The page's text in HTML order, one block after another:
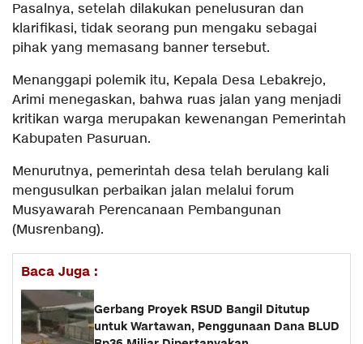
Pasalnya, setelah dilakukan penelusuran dan
klarifikasi, tidak seorang pun mengaku sebagai
pihak yang memasang banner tersebut.
Menanggapi polemik itu, Kepala Desa Lebakrejo,
Arimi menegaskan, bahwa ruas jalan yang menjadi
kritikan warga merupakan kewenangan Pemerintah
Kabupaten Pasuruan.
Menurutnya, pemerintah desa telah berulang kali
mengusulkan perbaikan jalan melalui forum
Musyawarah Perencanaan Pembangunan
(Musrenbang).
Baca Juga :
Gerbang Proyek RSUD Bangil Ditutup
untuk Wartawan, Penggunaan Dana BLUD